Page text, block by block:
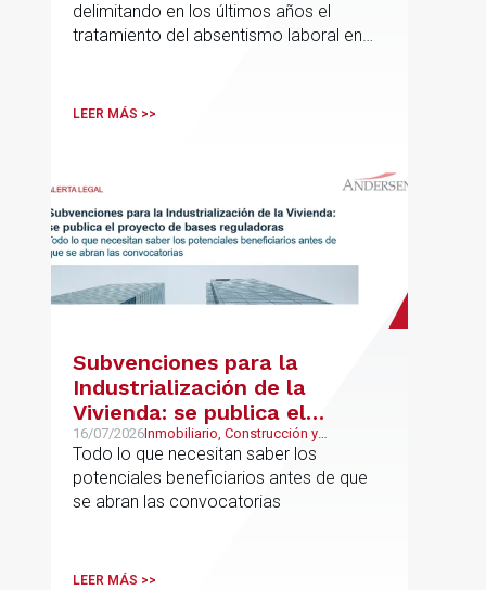
delimitando en los últimos años el
tratamiento del absentismo laboral en
asistencia, complementos de
LEER MÁS >>
Subvenciones para la
Industrialización de la
Vivienda: se publica el
proyecto de bases
reguladoras
16/07/2026Inmobiliario, Construcción y
Urbanismo
Todo lo que necesitan saber los
potenciales beneficiarios antes de que
se abran las convocatorias
LEER MÁS >>